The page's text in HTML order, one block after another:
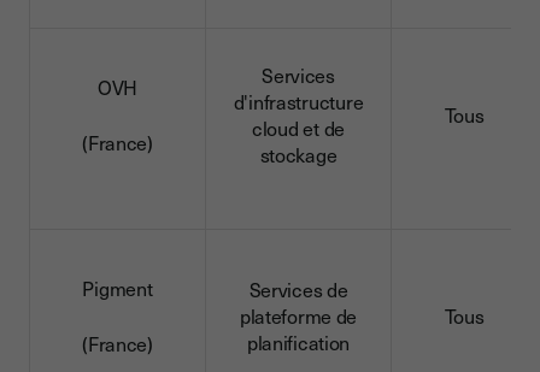
OVH
(France)
Services
d'infrastructure
cloud et de
stockage
Tous
Pigment
(France)
Services de
plateforme de
planification
Tous